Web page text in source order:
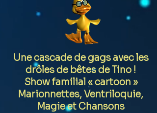
Une cascade de gags avec les
drôles de bêtes de Tino !
Show familial « cartoon »
Marionnettes, Ventriloquie,
Magie et Chansons